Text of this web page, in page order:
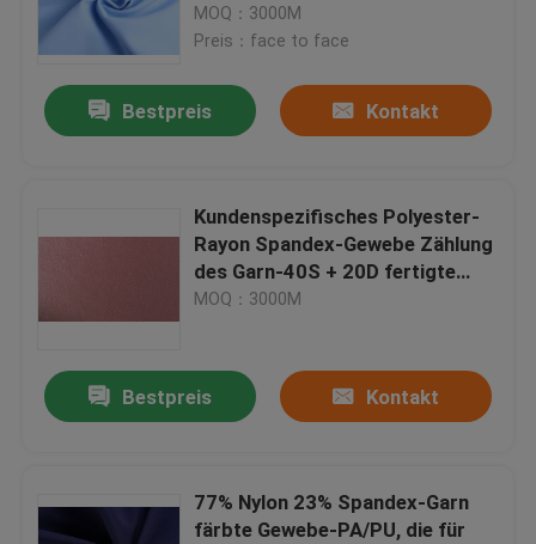
Werksführung
Kontaktieren Sie uns
Gewebe für das Zeichnen
MOQ：3000M
Preis：face to face
Bestpreis Kontakt
Kundenspezifisches Polyester-
Rayon Spandex-Gewebe Zählung
des Garn-40S + 20D fertigte
Farbe besonders an
MOQ：3000M
Bestpreis Kontakt
77% Nylon 23% Spandex-Garn
färbte Gewebe-PA/PU, die für